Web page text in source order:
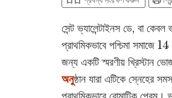
সেন্ট ভ্যালেন্টাইনস ডে, বা
প্রাথমিকভাবে পশ্চিমা সমাজে
জন্য একটি স্মরণীয় খ্রিস্টান
অনুষ্ঠান যারা এটিকে স্নেহের